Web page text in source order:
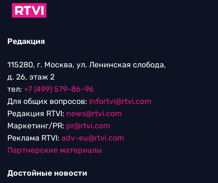
Редакция
115280, г. Москва, ул. Ленинская слобода,
д. 26, этаж 2
тел: +7 (499) 579-86-96
Для общих вопросов: Infortvi@rtvi.com
Редакция RTVI: news@rtvi.com
Маркетинг/PR: pr@rtvi.com
Реклама RTVI: adv-eu@rtvi.com
Партнерские материалы
Достойные новости